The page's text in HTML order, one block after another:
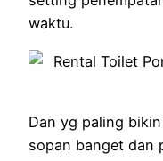
waktu.
Dan yg paling
sopan banget dan